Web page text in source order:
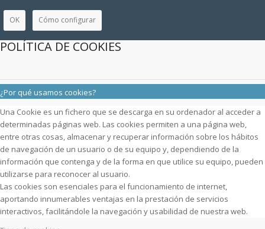
OK Cómo configurar
POLÍTICA DE COOKIES
¿Por qué usamos cookies?
Una Cookie es un fichero que se descarga en su ordenador al acceder a
determinadas páginas web. Las cookies permiten a una página web,
entre otras cosas, almacenar y recuperar información sobre los hábitos
de navegación de un usuario o de su equipo y, dependiendo de la
información que contenga y de la forma en que utilice su equipo, pueden
utilizarse para reconocer al usuario.
Las cookies son esenciales para el funcionamiento de internet,
aportando innumerables ventajas en la prestación de servicios
interactivos, facilitándole la navegación y usabilidad de nuestra web.